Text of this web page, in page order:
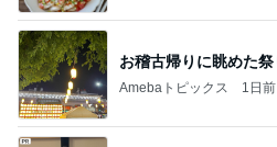
お稽古帰りに眺めた
Amebaトピックス 1日前